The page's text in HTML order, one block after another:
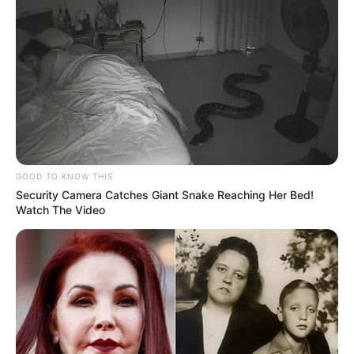
secretário municipal de Saúde, Danilo Borges Matias.
GOOD TO KNOW THIS
Security Camera Catches Giant Snake Reaching Her Bed!
Watch The Video